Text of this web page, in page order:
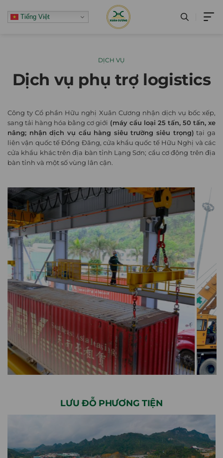
Tiếng Việt
DỊCH VỤ
Dịch vụ phụ trợ logistics
Công ty Cổ phần Hữu nghị Xuân Cương nhận dịch vụ bốc xếp,
sang tải hàng hóa bằng cơ giới (máy cẩu loại 25 tấn, 50 tấn, xe
nâng; nhận dịch vụ cẩu hàng siêu trường siêu trọng) tại ga
liên vận quốc tế Đồng Đăng, cửa khẩu quốc tế Hữu Nghị và các
cửa khẩu khác trên địa bàn tỉnh Lạng Sơn; cẩu cơ động trên địa
bàn tỉnh và một số vùng lân cận.
LƯU ĐỖ PHƯƠNG TIỆN